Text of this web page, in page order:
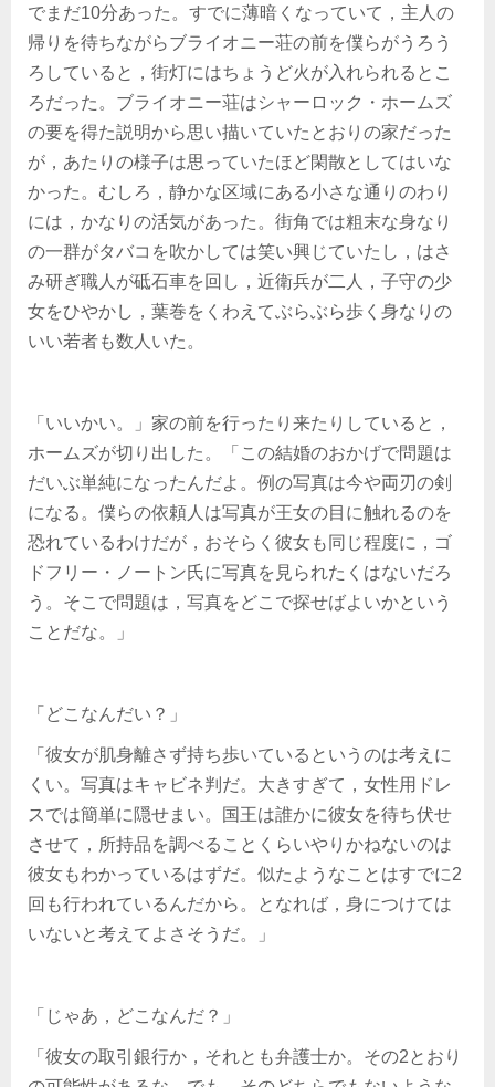
でまだ10分あった。すでに薄暗くなっていて，主人の
帰りを待ちながらブライオニー荘の前を僕らがうろう
ろしていると，街灯にはちょうど火が入れられるとこ
ろだった。ブライオニー荘はシャーロック・ホームズ
の要を得た説明から思い描いていたとおりの家だった
が，あたりの様子は思っていたほど閑散としてはいな
かった。むしろ，静かな区域にある小さな通りのわり
には，かなりの活気があった。街角では粗末な身なり
の一群がタバコを吹かしては笑い興じていたし，はさ
み研ぎ職人が砥石車を回し，近衛兵が二人，子守の少
女をひやかし，葉巻をくわえてぶらぶら歩く身なりの
いい若者も数人いた。
「いいかい。」家の前を行ったり来たりしていると，
ホームズが切り出した。「この結婚のおかげで問題は
だいぶ単純になったんだよ。例の写真は今や両刃の剣
になる。僕らの依頼人は写真が王女の目に触れるのを
恐れているわけだが，おそらく彼女も同じ程度に，ゴ
ドフリー・ノートン氏に写真を見られたくはないだろ
う。そこで問題は，写真をどこで探せばよいかという
ことだな。」
「どこなんだい？」
「彼女が肌身離さず持ち歩いているというのは考えに
くい。写真はキャビネ判だ。大きすぎて，女性用ドレ
スでは簡単に隠せまい。国王は誰かに彼女を待ち伏せ
させて，所持品を調べることくらいやりかねないのは
彼女もわかっているはずだ。似たようなことはすでに2
回も行われているんだから。となれば，身につけては
いないと考えてよさそうだ。」
「じゃあ，どこなんだ？」
「彼女の取引銀行か，それとも弁護士か。その2とおり